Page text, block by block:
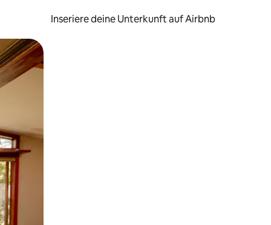
Inseriere deine Unterkunft auf Airbnb
oder Wischgesten.